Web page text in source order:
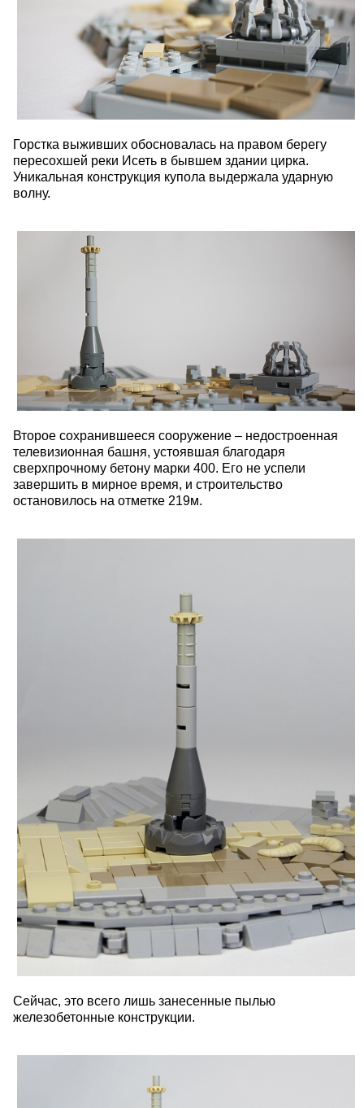
Горстка выживших обосновалась на правом берегу
пересохшей реки Исеть в бывшем здании цирка.
Уникальная конструкция купола выдержала ударную
волну.
Второе сохранившееся сооружение – недостроенная
телевизионная башня, устоявшая благодаря
сверхпрочному бетону марки 400. Его не успели
завершить в мирное время, и строительство
остановилось на отметке 219м.
Сейчас, это всего лишь занесенные пылью
железобетонные конструкции.